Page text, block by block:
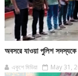
অবসরে যাওয়া পুলিশ সদস্যকে
একুশে মিডিয়া May 31,